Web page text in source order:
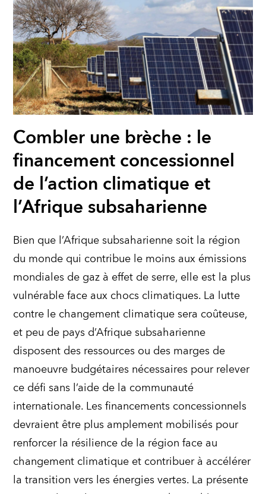
Combler une brèche : le
financement concessionnel
de l’action climatique et
l’Afrique subsaharienne
Bien que l’Afrique subsaharienne soit la région
du monde qui contribue le moins aux émissions
mondiales de gaz à effet de serre, elle est la plus
vulnérable face aux chocs climatiques. La lutte
contre le changement climatique sera coûteuse,
et peu de pays d’Afrique subsaharienne
disposent des ressources ou des marges de
manoeuvre budgétaires nécessaires pour relever
ce défi sans l’aide de la communauté
internationale. Les financements concessionnels
devraient être plus amplement mobilisés pour
renforcer la résilience de la région face au
changement climatique et contribuer à accélérer
la transition vers les énergies vertes. La présente